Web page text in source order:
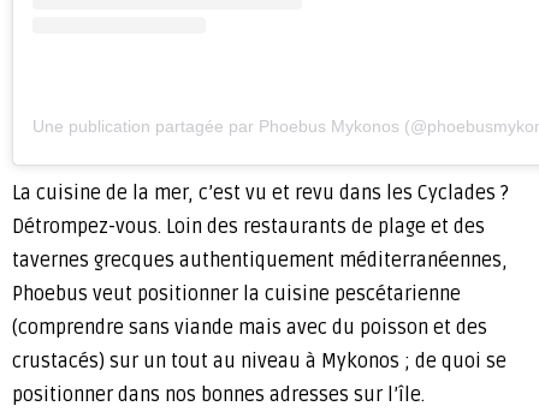
Une publication partagée par Phoebus Mykonos
La cuisine de la mer, c’est vu et revu dans les Cyclades ?
Détrompez-vous. Loin des restaurants de plage et des
tavernes grecques authentiquement méditerranéennes,
Phoebus veut positionner la cuisine pescétarienne
(comprendre sans viande mais avec du poisson et des
crustacés) sur un tout au niveau à Mykonos ; de quoi se
positionner dans nos bonnes adresses sur l’île.